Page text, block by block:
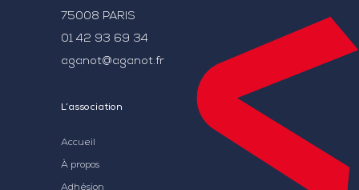
75008 PARIS
01 42 93 69 34
aganot@aganot.fr
L’association
Accueil
À propos